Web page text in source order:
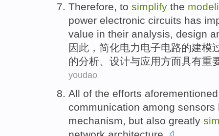
Therefore, to simplify the
power electronic circuits has
value in their analysis, design
因此 ， 简化电力电子电路的建模
的分析、 设计与应用方面具有重
youdao
All of the efforts
communication among sensors
mechanism, but also greatly